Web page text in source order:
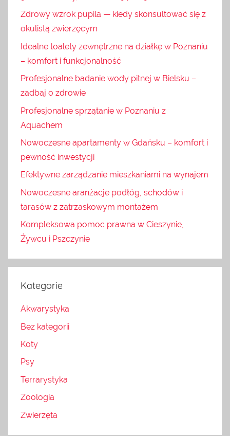
Zdrowy wzrok pupila — kiedy skonsultować się z
okulistą zwierzęcym
Idealne toalety zewnętrzne na działkę w Poznaniu
– komfort i funkcjonalność
Profesjonalne badanie wody pitnej w Bielsku –
zadbaj o zdrowie
Profesjonalne sprzątanie w Poznaniu z
Aquachem
Nowoczesne apartamenty w Gdańsku – komfort i
pewność inwestycji
Efektywne zarządzanie mieszkaniami na wynajem
Nowoczesne aranżacje podłóg, schodów i
tarasów z zatrzaskowym montażem
Kompleksowa pomoc prawna w Cieszynie,
Żywcu i Pszczynie
Kategorie
Akwarystyka
Bez kategorii
Koty
Psy
Terrarystyka
Zoologia
Zwierzęta